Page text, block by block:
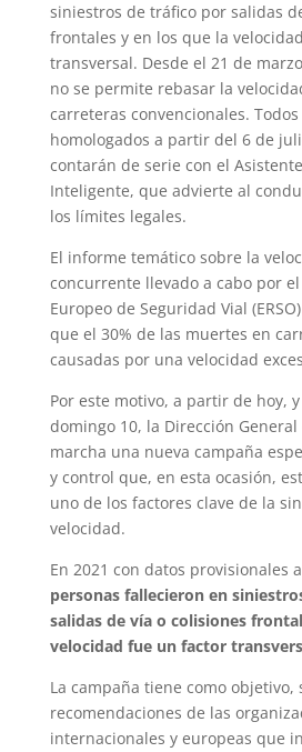
siniestros de tráfico por salidas
frontales y en los que la
transversal. Desde el 21 de
no se permite rebasar la
carreteras convencionales.
homologados a partir del 6 de
contarán de serie con el
Inteligente, que advierte al
los límites legales.
El informe temático sobre la
concurrente llevado a cabo por
Europeo de Seguridad Vial
que el 30% de las muertes en
causadas por una velocidad
Por este motivo, a partir de hoy,
domingo 10, la Dirección
marcha una nueva campaña
y control que, en esta ocasión,
uno de los factores clave de la
velocidad.
En 2021 con datos provisionales
personas fallecieron en
salidas de vía o colisiones
velocidad fue un factor
La campaña tiene como objetivo,
recomendaciones de las
internacionales y europeas que